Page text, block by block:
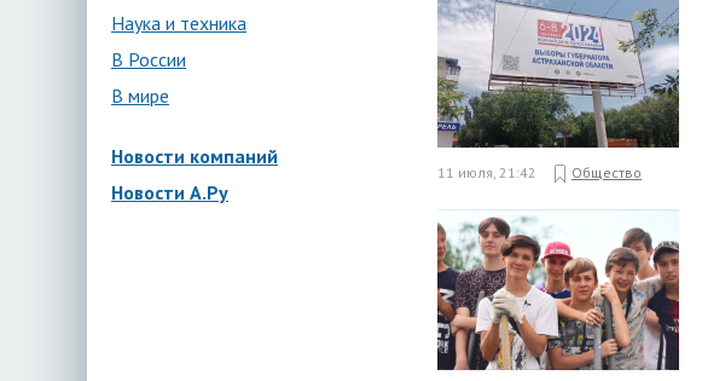
Наука и техника
В России
В мире
Новости компаний
Новости А.Ру
11 июля, 21:42 Общество